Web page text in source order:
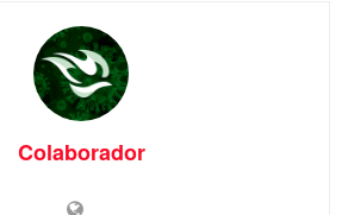
Colaborador